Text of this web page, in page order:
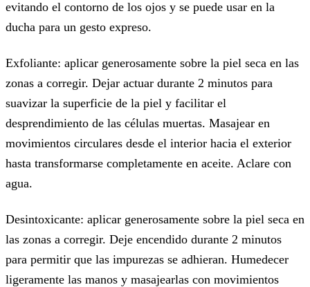
evitando el contorno de los ojos y se puede usar en la
ducha para un gesto expreso.
Exfoliante: aplicar generosamente sobre la piel seca en las
zonas a corregir. Dejar actuar durante 2 minutos para
suavizar la superficie de la piel y facilitar el
desprendimiento de las células muertas. Masajear en
movimientos circulares desde el interior hacia el exterior
hasta transformarse completamente en aceite. Aclare con
agua.
Desintoxicante: aplicar generosamente sobre la piel seca en
las zonas a corregir. Deje encendido durante 2 minutos
para permitir que las impurezas se adhieran. Humedecer
ligeramente las manos y masajearlas con movimientos